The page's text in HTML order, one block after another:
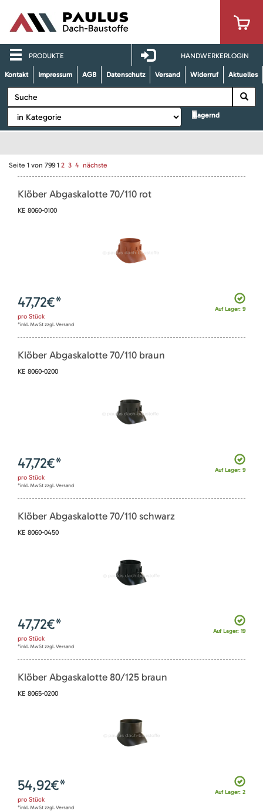
PRODUKTE HANDWERKERLOGIN
Kontakt Impressum AGB Datenschutz Versand Widerruf Aktuelles
lagernd
Seite 1 von 799 1 2 3 4 nächste
Klöber Abgaskalotte 70/110 rot
KE 8060-0100
Auf Lager: 9
47,72€*
pro Stück
*inkl. MwSt zzgl. Versand
Klöber Abgaskalotte 70/110 braun
KE 8060-0200
Auf Lager: 9
47,72€*
pro Stück
*inkl. MwSt zzgl. Versand
Klöber Abgaskalotte 70/110 schwarz
KE 8060-0450
Auf Lager: 19
47,72€*
pro Stück
*inkl. MwSt zzgl. Versand
Klöber Abgaskalotte 80/125 braun
KE 8065-0200
Auf Lager: 2
54,92€*
pro Stück
*inkl. MwSt zzgl. Versand